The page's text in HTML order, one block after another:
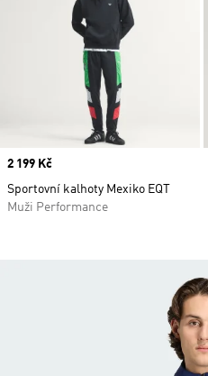
Price
2 199 Kč
Sportovní kalhoty Mexiko EQT
Muži Performance